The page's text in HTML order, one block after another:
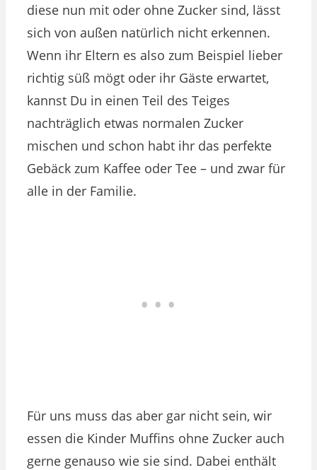
diese nun mit oder ohne Zucker sind, lässt
sich von außen natürlich nicht erkennen.
Wenn ihr Eltern es also zum Beispiel lieber
richtig süß mögt oder ihr Gäste erwartet,
kannst Du in einen Teil des Teiges
nachträglich etwas normalen Zucker
mischen und schon habt ihr das perfekte
Gebäck zum Kaffee oder Tee – und zwar für
alle in der Familie.
Für uns muss das aber gar nicht sein, wir
essen die Kinder Muffins ohne Zucker auch
gerne genauso wie sie sind. Dabei enthält